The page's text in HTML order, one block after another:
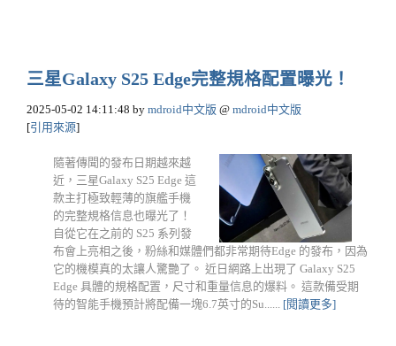
三星Galaxy S25 Edge完整規格配置曝光！
2025-05-02 14:11:48 by mdroid中文版 @ mdroid中文版
[引用來源]
隨著傳聞的發布日期越來越
近，三星Galaxy S25 Edge 這
款主打極致輕薄的旗艦手機
的完整規格信息也曝光了！
自從它在之前的 S25 系列發
布會上亮相之後，粉絲和媒體們都非常期待Edge 的發布，因為
它的機模真的太讓人驚艷了。 近日網路上出現了 Galaxy S25
Edge 具體的規格配置，尺寸和重量信息的爆料。 這款備受期
待的智能手機預計將配備一塊6.7英寸的Su...... [閱讀更多]